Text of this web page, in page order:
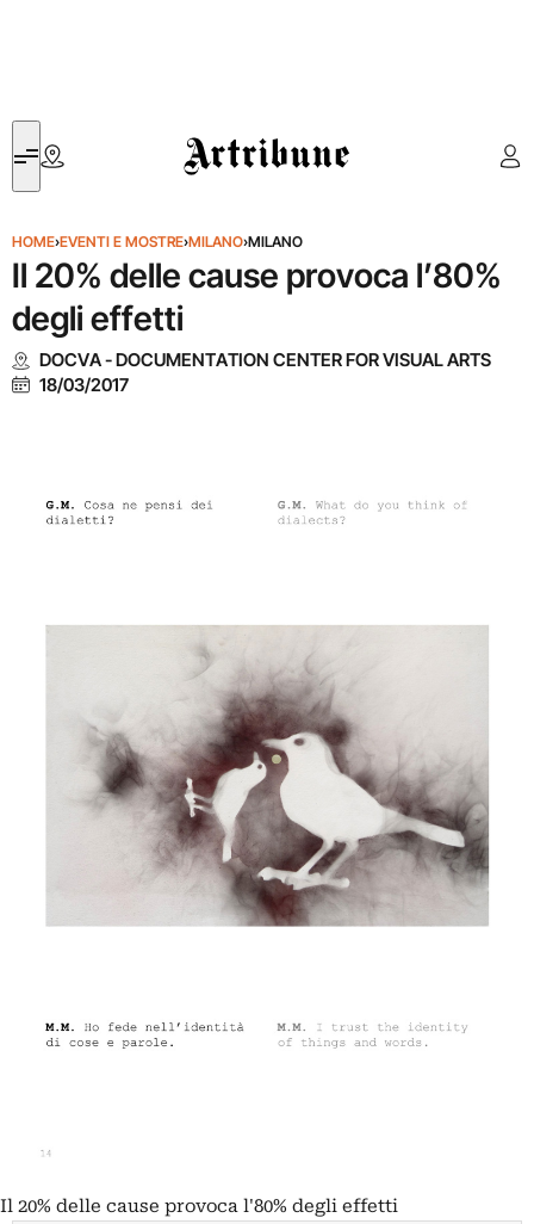
Artribune
HOME›EVENTI E MOSTRE›MILANO›MILANO
Il 20% delle cause provoca l’80%
degli effetti
DOCVA - DOCUMENTATION CENTER FOR VISUAL ARTS
18/03/2017
Il 20% delle cause provoca l'80% degli effetti